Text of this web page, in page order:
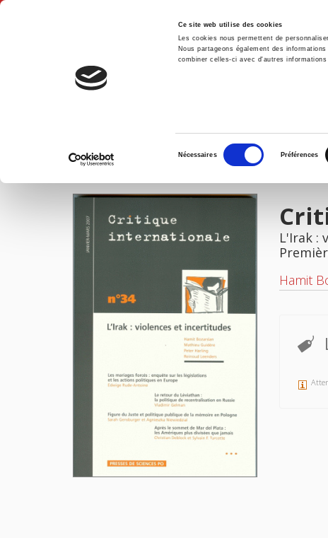
Ce site web utilise des cookies
Les cookies nous permettent de
Nous partageons également des
combiner celles-ci avec d'autres
consentement
Nécessaires Préférences
Accueil
IMAGES
L'Irak :
Hamit